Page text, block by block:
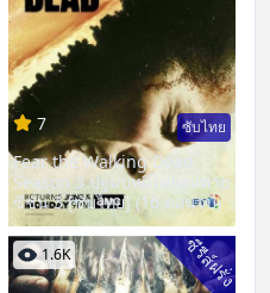
7 ซับไทย
Fear the Walking Dead
Season 3 ปฐมบทผีไม่ยอมตาย
ซีซั่น 3 [ซับไทย] (16 ตอนจบ)
1.6K ซีรีส์ฝรั่ง